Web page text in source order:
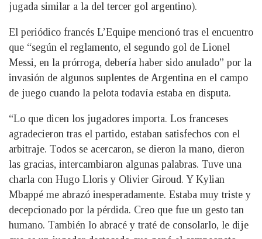
jugada similar a la del tercer gol argentino).
El periódico francés L’Equipe mencionó tras el encuentro
que “según el reglamento, el segundo gol de Lionel
Messi, en la prórroga, debería haber sido anulado” por la
invasión de algunos suplentes de Argentina en el campo
de juego cuando la pelota todavía estaba en disputa.
“Lo que dicen los jugadores importa. Los franceses
agradecieron tras el partido, estaban satisfechos con el
arbitraje. Todos se acercaron, se dieron la mano, dieron
las gracias, intercambiaron algunas palabras. Tuve una
charla con Hugo Lloris y Olivier Giroud. Y Kylian
Mbappé me abrazó inesperadamente. Estaba muy triste y
decepcionado por la pérdida. Creo que fue un gesto tan
humano. También lo abracé y traté de consolarlo, le dije